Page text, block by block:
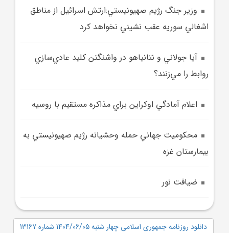
وزير جنگ رژيم صهيونيستي:ارتش اسرائيل از مناطق
اشغالي سوريه عقب نشيني نخواهد کرد
آيا جولاني و نتانياهو در واشنگتن کليد عادي‌سازي
روابط را مي‌زنند؟
اعلام آمادگي اوکراين براي مذاکره مستقيم با روسيه
محکوميت جهاني حمله وحشيانه رژيم صهيونيستي به
بيمارستان غزه
ضيافت نور
دانلود روزنامه جمهوری اسلامی چهار شنبه 1404/06/05 شماره 13167